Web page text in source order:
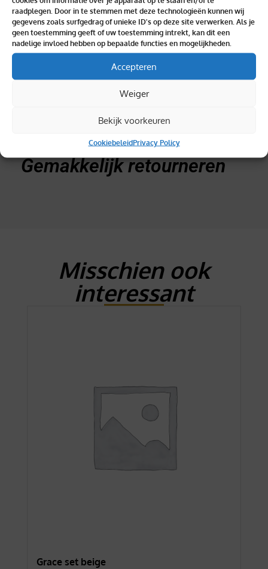
raadplegen. Door in te stemmen met deze technologieën kunnen wij
gegevens zoals surfgedrag of unieke ID's op deze site verwerken. Als je
geen toestemming geeft of uw toestemming intrekt, kan dit een
nadelige invloed hebben op bepaalde functies en mogelijkheden.
Accepteren
Weiger
Bekijk voorkeuren
CookiebeleidPrivacy Policy
Binnen 2 dagen geleverd
Topkwaliteit verzekerd
Gemakkelijk retourneren
Misschien ook
interessant
Grace set beige